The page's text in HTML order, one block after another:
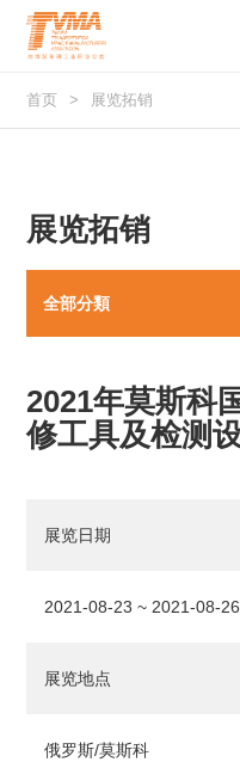
首页 展览拓销
展览拓销
全部分類
2021年莫斯科
修工具及检测
展览日期
2021-08-23 ~ 2021-08-26
展览地点
俄罗斯/莫斯科